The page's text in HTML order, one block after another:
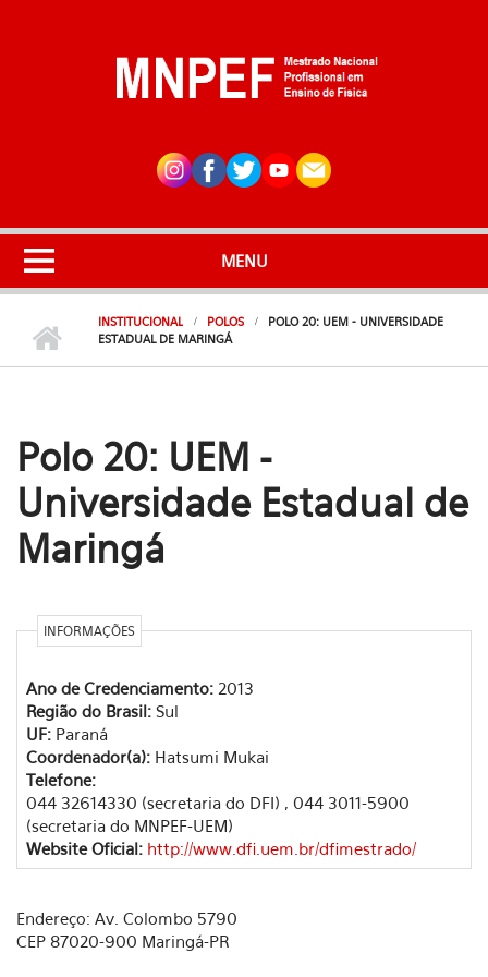
MENU
INSTITUCIONAL POLOS
POLO 20: UEM - UNIVERSIDADE
ESTADUAL DE MARINGÁ
Polo 20: UEM -
Universidade Estadual de
Maringá
INFORMAÇÕES
Ano de Credenciamento: 2013
Região do Brasil: Sul
UF: Paraná
Coordenador(a): Hatsumi Mukai
Telefone:
044 32614330 (secretaria do DFI) , 044 3011-5900
(secretaria do MNPEF-UEM)
Website Oficial: http://www.dfi.uem.br/dfimestrado/
Endereço: Av. Colombo 5790
CEP 87020-900 Maringá-PR